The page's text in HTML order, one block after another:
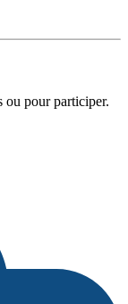
ou pour participer.